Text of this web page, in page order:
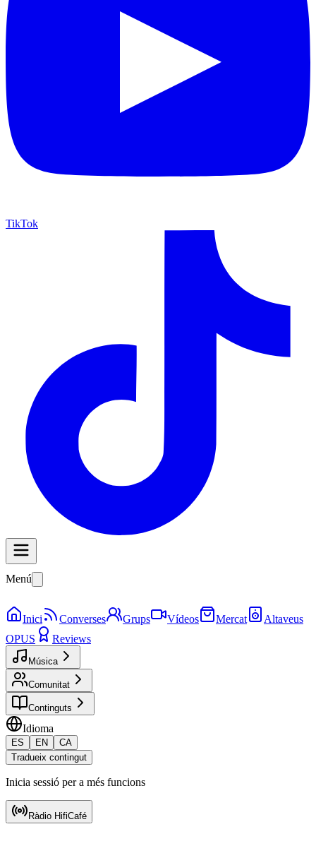
TikTok
Menú
Inici Converses Grups Vídeos Mercat
Altaveus
OPUS
Reviews
Música
Comunitat
Continguts
Idioma
ES EN
CA
Tradueix contingut
Inicia sessió per a més funcions
Ràdio HifiCafé